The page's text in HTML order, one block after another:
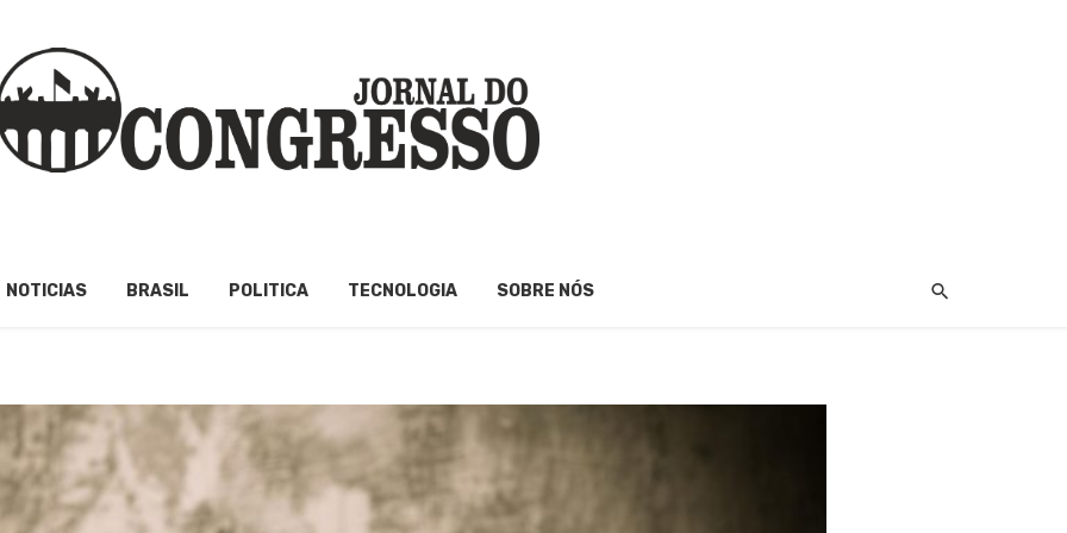
NOTICIAS BRASIL POLITICA TECNOLOGIA SOBRE NÓS